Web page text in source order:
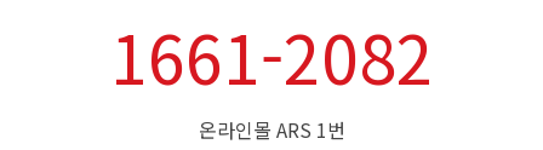
1661-2082
온라인몰 ARS 1번